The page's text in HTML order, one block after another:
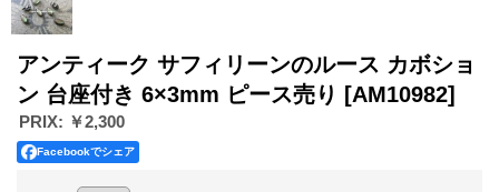
アンティーク サフィリーンのルース カボショ
ン 台座付き 6×3mm ピース売り [AM10982]
PRIX: ￥2,300
Facebookでシェア